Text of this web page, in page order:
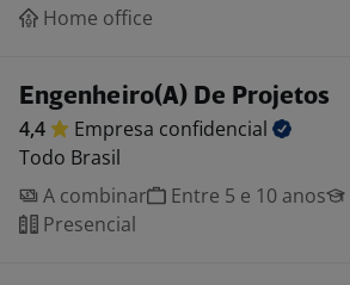
Home office
Engenheiro(A) De Projetos
4,4 Empresa confidencial
Todo Brasil
A combinar
Entre 5 e 10 anos
Presencial